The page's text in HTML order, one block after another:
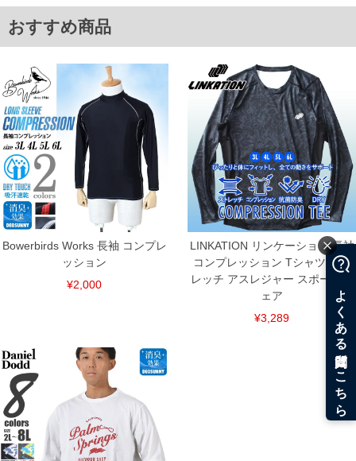
ITEM INTRODUCTION
おすすめ商品
Bowerbirds Works 長袖 コンプレ
ッション
¥2,000
LINKATION リンケーション 長袖
コンプレッション Tシャツ スト
レッチ アスレジャー スポーツウ
ェア
¥3,289